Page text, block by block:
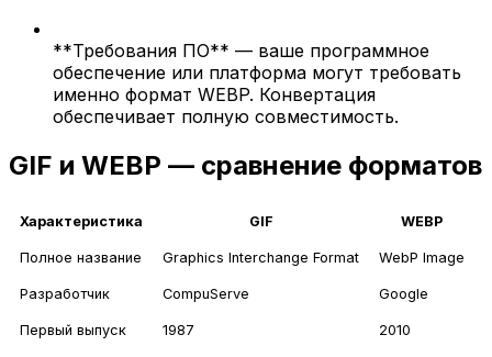
**Требования ПО** — ваше программное
обеспечение или платформа могут требовать
именно формат WEBP. Конвертация
обеспечивает полную совместимость.
GIF и WEBP — сравнение форматов
Характеристика GIF WEBP
Полное название Graphics Interchange Format WebP Image
Разработчик CompuServe Google
Первый выпуск 1987 2010